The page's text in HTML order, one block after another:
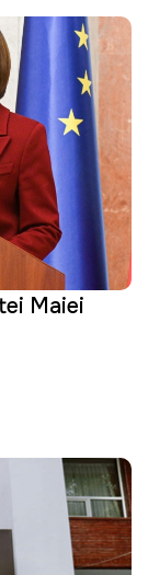
Maiei